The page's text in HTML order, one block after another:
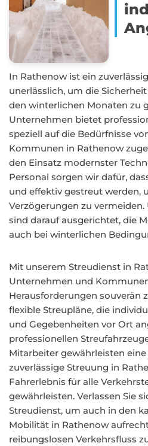
In Rathenow ist ein
unerlässlich, um die
den winterlichen Monaten zu
Unternehmen bietet
speziell auf die Bedürfnisse
Kommunen in Rathenow
den Einsatz modernster
Personal sorgen wir dafür,
und effektiv gestreut werden,
Verzögerungen zu
sind darauf ausgerichtet, die
auch bei winterlichen
Mit unserem Streudienst in
Unternehmen und
Herausforderungen souverän
flexible Streupläne, die
und Gegebenheiten vor Ort
professionellen
Mitarbeiter gewährleisten
zuverlässige Streuung in
Fahrerlebnis für alle
gewährleisten. Verlassen Sie
Streudienst, um auch in den
Mobilität in Rathenow
reibungslosen Verkehrsfluss